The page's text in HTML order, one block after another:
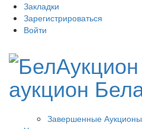
Закладки
Зарегистрироваться
Войти
Завершенные Аукционы